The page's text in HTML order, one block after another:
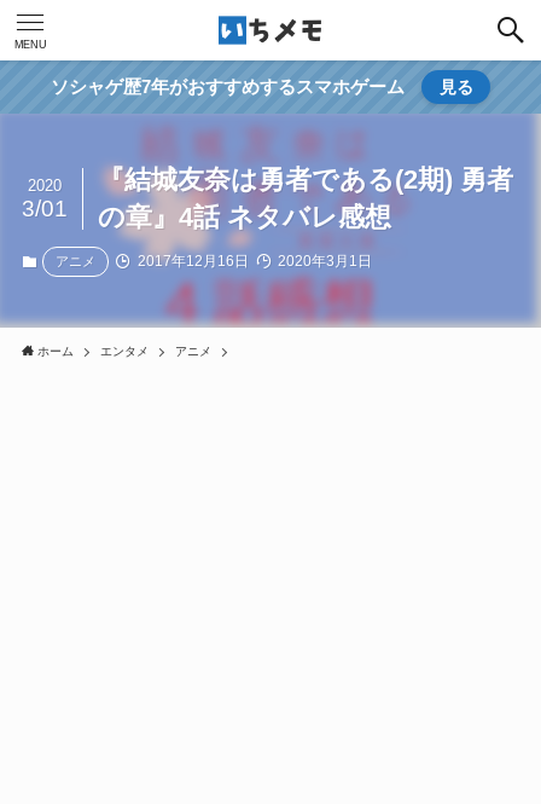
MENU
ソシャゲ歴7年がおすすめするスマホゲーム 見る
『結城友奈は勇者である(2期) 勇者
の章』4話 ネタバレ感想
2020
3/01
アニメ 2017年12月16日 2020年3月1日
ホーム エンタメ アニメ